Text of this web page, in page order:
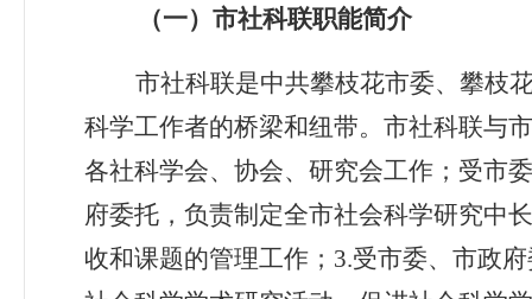
（一）市社科联职能简介
市社科联是中共攀枝花市委、攀枝
科学工作者的桥梁和纽带。市社科联与
各社科学会、协会、研究会工作；受市
府委托，负责制定全市社会科学研究中
收和课题的管理工作；3.受市委、市政